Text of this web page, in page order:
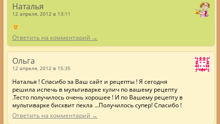
Наталья
12 апреля, 2012 в 13:11
Ответить на комментарий →
Ольга
12 апреля, 2012 в 15:35
Наталья ! Спасибо за Ваш сайт и рецепты ! Я сегодня
решила испечь в мультиварке кулич по вашему рецепту
.Тесто получилось очень хорошее ! И по Вашему рецепту в
мультиварке бисквит пекла …Получилось супер! Спасибо !
Ответить на комментарий →